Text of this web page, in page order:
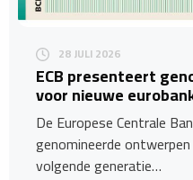
28 JULI 2026
ECB presenteert
voor nieuwe
De Europese Centrale
genomineerde
volgende generatie…